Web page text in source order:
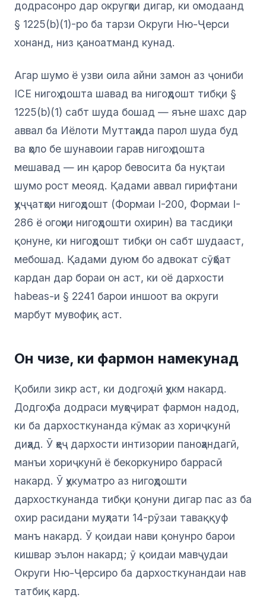
додрасонро дар округҳои дигар, ки омодаанд
§ 1225(b)(1)-ро ба тарзи Округи Ню-Ҷерси
хонанд, низ қаноатманд кунад.
Агар шумо ё узви оила айни замон аз ҷониби
ICE нигоҳ дошта шавад ва нигоҳдошт тибқи §
1225(b)(1) сабт шуда бошад — яъне шахс дар
аввал ба Иёлоти Муттаҳида парол шуда буд
ва ҳоло бе шунавоии гарав нигоҳ дошта
мешавад — ин қарор бевосита ба нуқтаи
шумо рост меояд. Қадами аввал гирифтани
ҳуҷҷатҳои нигоҳдошт (Формаи I-200, Формаи I-
286 ё огоҳии нигоҳдошти охирин) ва тасдиқи
қонуне, ки нигоҳдошт тибқи он сабт шудааст,
мебошад. Қадами дуюм бо адвокат сӯҳбат
кардан дар бораи он аст, ки оё дархости
habeas-и § 2241 барои иншоот ва округи
марбут мувофиқ аст.
Он чизе, ки фармон намекунад
Қобили зикр аст, ки додгоҳ чӣ ҳукм накард.
Додгоҳ ба додраси муҳоҷират фармон надод,
ки ба дархосткунанда кӯмак аз хориҷкунӣ
диҳад. Ӯ ҳеҷ дархости интизории паноҳандагӣ,
манъи хориҷкунӣ ё бекоркуниро баррасӣ
накард. Ӯ ҳукуматро аз нигоҳдошти
дархосткунанда тибқи қонуни дигар пас аз ба
охир расидани муҳлати 14-рӯзаи таваққуф
манъ накард. Ӯ қоидаи нави қонунро барои
кишвар эълон накард; ӯ қоидаи мавҷудаи
Округи Ню-Ҷерсиро ба дархосткунандаи нав
татбиқ кард.